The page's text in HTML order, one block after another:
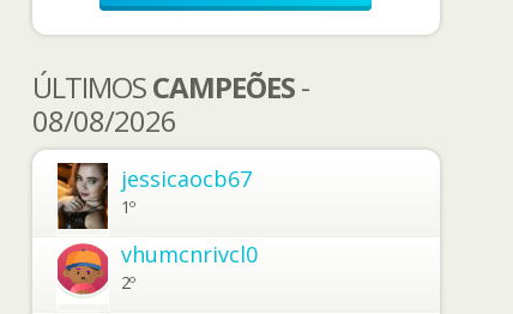
ÚLTIMOSCAMPEÕES-
08/08/2026
jessicaocb67
1º
vhumcnrivcl0
2º